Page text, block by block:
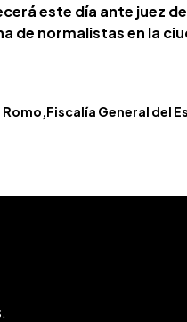
este día ante juez
de normalistas en la
Fiscalía General del